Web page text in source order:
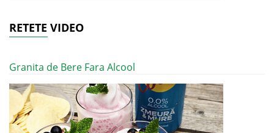
RETETE VIDEO
Granita de Bere Fara Alcool